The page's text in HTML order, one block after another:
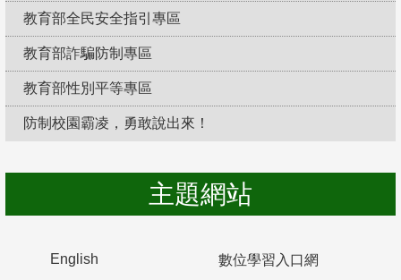
教育部全民安全指引專區
教育部詐騙防制專區
教育部性別平等專區
防制校園霸凌，勇敢說出來！
主題網站
English 數位學習入口網